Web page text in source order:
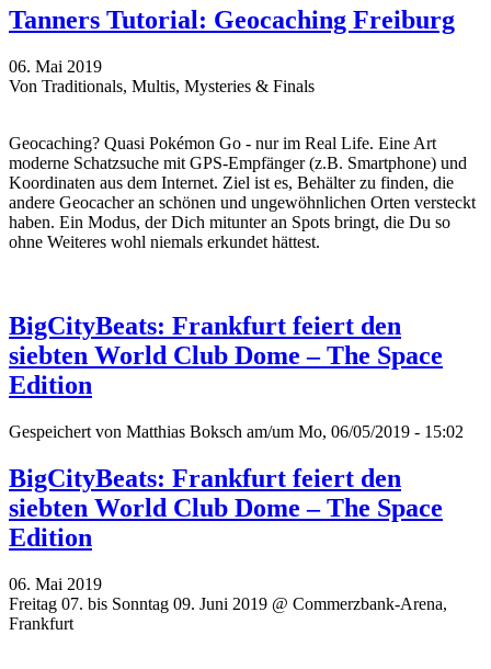
Tanners Tutorial: Geocaching Freiburg
06. Mai 2019
Von Traditionals, Multis, Mysteries & Finals
Geocaching? Quasi Pokémon Go - nur im Real Life. Eine Art
moderne Schatzsuche mit GPS-Empfänger (z.B. Smartphone) und
Koordinaten aus dem Internet. Ziel ist es, Behälter zu finden, die
andere Geocacher an schönen und ungewöhnlichen Orten versteckt
haben. Ein Modus, der Dich mitunter an Spots bringt, die Du so
ohne Weiteres wohl niemals erkundet hättest.
BigCityBeats: Frankfurt feiert den
siebten World Club Dome – The Space
Edition
Gespeichert von Matthias Boksch am/um Mo, 06/05/2019 - 15:02
BigCityBeats: Frankfurt feiert den
siebten World Club Dome – The Space
Edition
06. Mai 2019
Freitag 07. bis Sonntag 09. Juni 2019 @ Commerzbank-Arena,
Frankfurt